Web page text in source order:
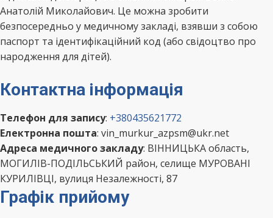
Анатолій Миколайович. Це можна зробити
безпосередньо у медичному закладі, взявши з собою
паспорт та ідентифікаційний код (або свідоцтво про
народження для дітей).
Контактна інформація
Телефон для запису: +380435621772
Електронна пошта: vin_murkur_azpsm@ukr.net
Адреса медичного закладу: ВІННИЦЬКА область,
МОГИЛІВ-ПОДІЛЬСЬКИЙ район, селище МУРОВАНІ
КУРИЛІВЦІ, вулиця Незалежності, 87
Графік прийому